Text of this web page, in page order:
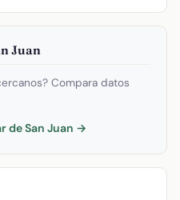
Juan
Compara datos
de San Juan →